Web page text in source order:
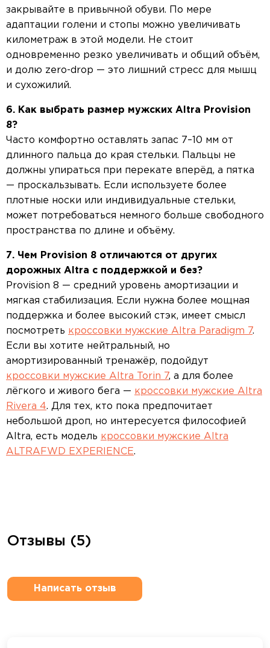
закрывайте в привычной обуви. По мере
адаптации голени и стопы можно увеличивать
километраж в этой модели. Не стоит
одновременно резко увеличивать и общий объём,
и долю zero-drop — это лишний стресс для мышц
и сухожилий.
6. Как выбрать размер мужских Altra Provision
8?
Часто комфортно оставлять запас 7–10 мм от
длинного пальца до края стельки. Пальцы не
должны упираться при перекате вперёд, а пятка
— проскальзывать. Если используете более
плотные носки или индивидуальные стельки,
может потребоваться немного больше свободного
пространства по длине и объёму.
7. Чем Provision 8 отличаются от других
дорожных Altra с поддержкой и без?
Provision 8 — средний уровень амортизации и
мягкая стабилизация. Если нужна более мощная
поддержка и более высокий стэк, имеет смысл
посмотреть кроссовки мужские Altra Paradigm 7.
Если вы хотите нейтральный, но
амортизированный тренажёр, подойдут
кроссовки мужские Altra Torin 7, а для более
лёгкого и живого бега — кроссовки мужские Altra
Rivera 4. Для тех, кто пока предпочитает
небольшой дроп, но интересуется философией
Altra, есть модель кроссовки мужские Altra
ALTRAFWD EXPERIENCE.
Отзывы (5)
Написать отзыв